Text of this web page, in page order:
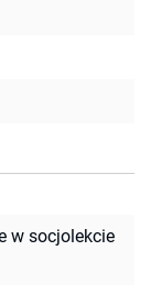
w socjolekcie